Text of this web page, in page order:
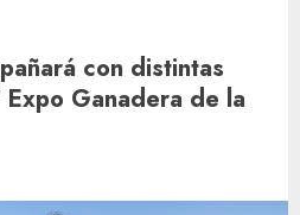
con distintas
Ganadera de la